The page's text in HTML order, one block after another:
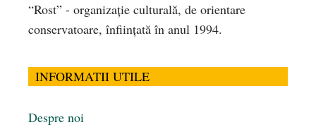
“Rost” - organizaţie culturală, de orientare
conservatoare, înfiinţată în anul 1994.
INFORMATII UTILE
Despre noi